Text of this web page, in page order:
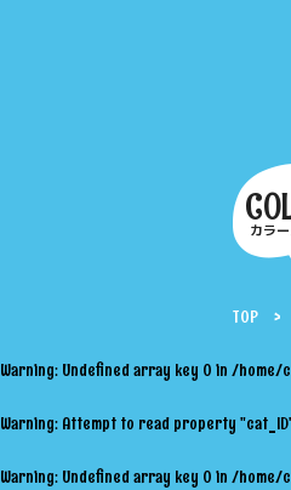
カラ
TOP
Warning: Undefined array key 0 in /home/
Warning: Attempt to read property
Warning: Undefined array key 0 in /home/